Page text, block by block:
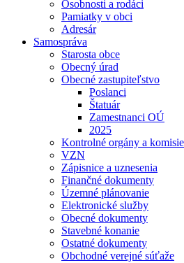
Osobnosti a rodáci
Pamiatky v obci
Adresár
Samospráva
Starosta obce
Obecný úrad
Obecné zastupiteľstvo
Poslanci
Štatuár
Zamestnanci OÚ
2025
Kontrolné orgány a komisie
VZN
Zápisnice a uznesenia
Finančné dokumenty
Územné plánovanie
Elektronické služby
Obecné dokumenty
Stavebné konanie
Ostatné dokumenty
Obchodné verejné súťaže